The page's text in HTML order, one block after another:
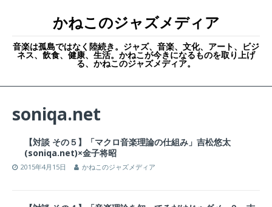
かねこのジャズメディア
音楽は孤島ではなく陸続き。ジャズ、音楽、文化、アート、ビジ
ネス、飲食、健康、生活。かねこが今きになるものを取り上げ
る、かねこのジャズメディア。
soniqa.net
【対談 その５】「マクロ音楽理論の仕組み」吉松悠太
(soniqa.net)×金子将昭
2015年4月15日 かねこのジャズメディア